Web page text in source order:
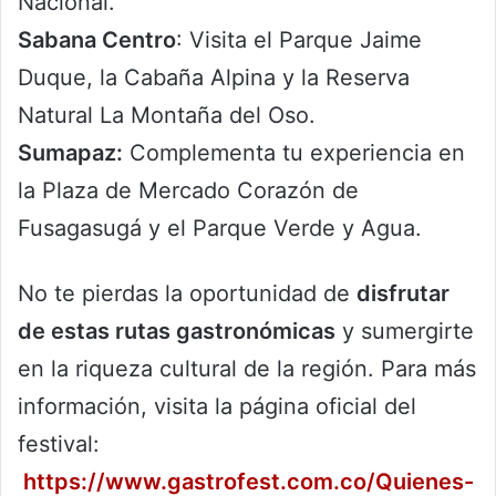
Sabana Centro: Visita el Parque Jaime
Duque, la Cabaña Alpina y la Reserva
Natural La Montaña del Oso.
Sumapaz: Complementa tu experiencia en
la Plaza de Mercado Corazón de
Fusagasugá y el Parque Verde y Agua.
No te pierdas la oportunidad de disfrutar
de estas rutas gastronómicas y sumergirte
en la riqueza cultural de la región. Para más
información, visita la página oficial del
festival:
https://www.gastrofest.com.co/Quienes-